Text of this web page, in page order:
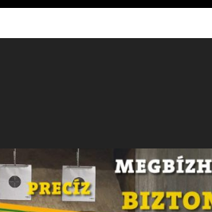
képzés!!!